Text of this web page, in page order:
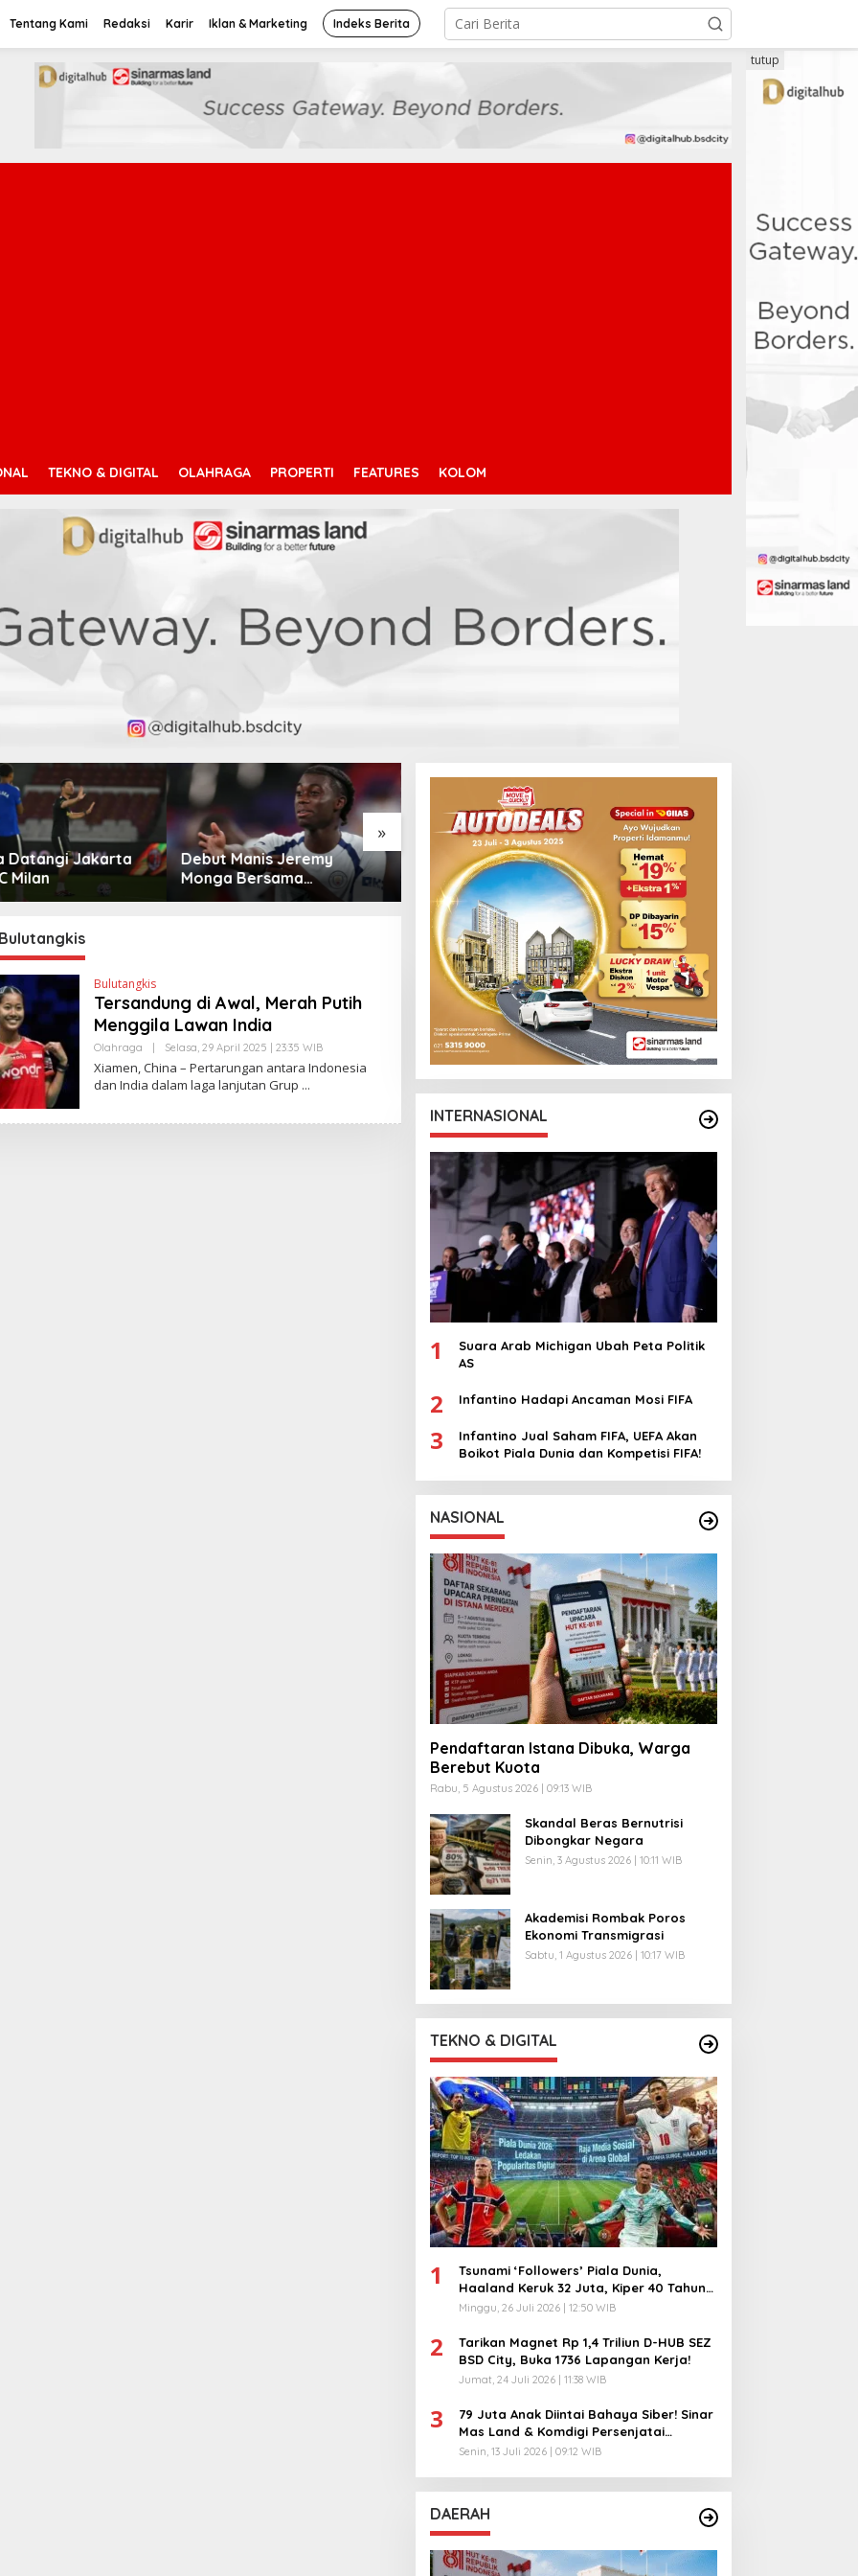
Tentang Kami Redaksi Karir Iklan & Marketing Indeks Berita
TEKNO & DIGITAL OLAHRAGA PROPERTI FEATURES KOLOM
tutup
»
Jeremy
City
Mohamed Salah Berlabuh
ke Klub Turki
Pendaftaran Istana Dibuka,
Warga Berebut Kuota
Atletico Madrid Incar
Cristian Romero
Bulutangkis
Tersandung di Awal, Merah Putih
Menggila Lawan India
Olahraga | Selasa, 29 April 2025 | 23:35 WIBO
L
E
N
Xiamen, China – Pertarungan antara Indonesia
dan India dalam laga lanjutan Grup
INTERNASIONAL
1
Suara Arab Michigan Ubah Peta Politik
AS
2 Infantino Hadapi Ancaman Mosi FIFA
3
Infantino Jual Saham FIFA, UEFA Akan
Boikot Piala Dunia dan Kompetisi FIFA!
NASIONAL
Pendaftaran Istana Dibuka, Warga
Berebut Kuota
Rabu, 5 Agustus 2026 | 09:13 WIB
Skandal Beras Bernutrisi
Dibongkar Negara
Senin, 3 Agustus 2026 | 10:11 WIB
Akademisi Rombak Poros
Ekonomi Transmigrasi
Sabtu, 1 Agustus 2026 | 10:17 WIB
TEKNO & DIGITAL
1
Tsunami ‘Followers’ Piala Dunia,
Haaland Keruk 32 Juta, Kiper 40 Tahun
Bikin Geger!
Minggu, 26 Juli 2026 | 12:50 WIB
2
Tarikan Magnet Rp 1,4 Triliun D-HUB SEZ
BSD City, Buka 1736 Lapangan Kerja!
Jumat, 24 Juli 2026 | 11:38 WIB
3
79 Juta Anak Diintai Bahaya Siber! Sinar
Mas Land & Komdigi Persenjatai
Ratusan Guru!
Senin, 13 Juli 2026 | 09:12 WIB
DAERAH